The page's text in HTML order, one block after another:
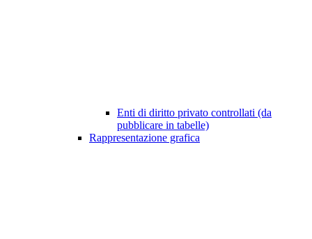
Enti di diritto privato controllati (da
pubblicare in tabelle)
Rappresentazione grafica